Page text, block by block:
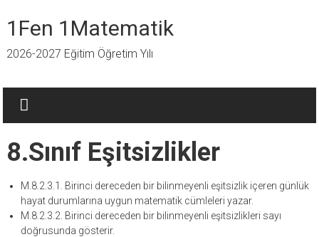
geç
1Fen 1Matematik
2026-2027 Eğitim Öğretim Yılı
8.Sınıf Eşitsizlikler
M.8.2.3.1. Birinci dereceden bir bilinmeyenli eşitsizlik içeren günlük
hayat durumlarına uygun matematik cümleleri yazar.
M.8.2.3.2. Birinci dereceden bir bilinmeyenli eşitsizlikleri sayı
doğrusunda gösterir.